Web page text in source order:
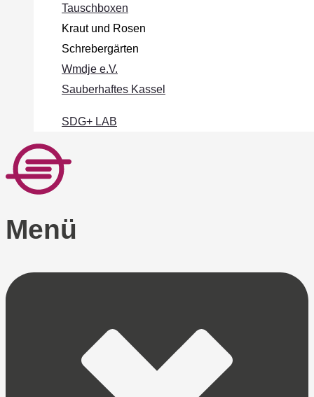
Tauschboxen
Kraut und Rosen
Schrebergärten
Wmdje e.V.
Sauberhaftes Kassel
SDG+ LAB
Menü